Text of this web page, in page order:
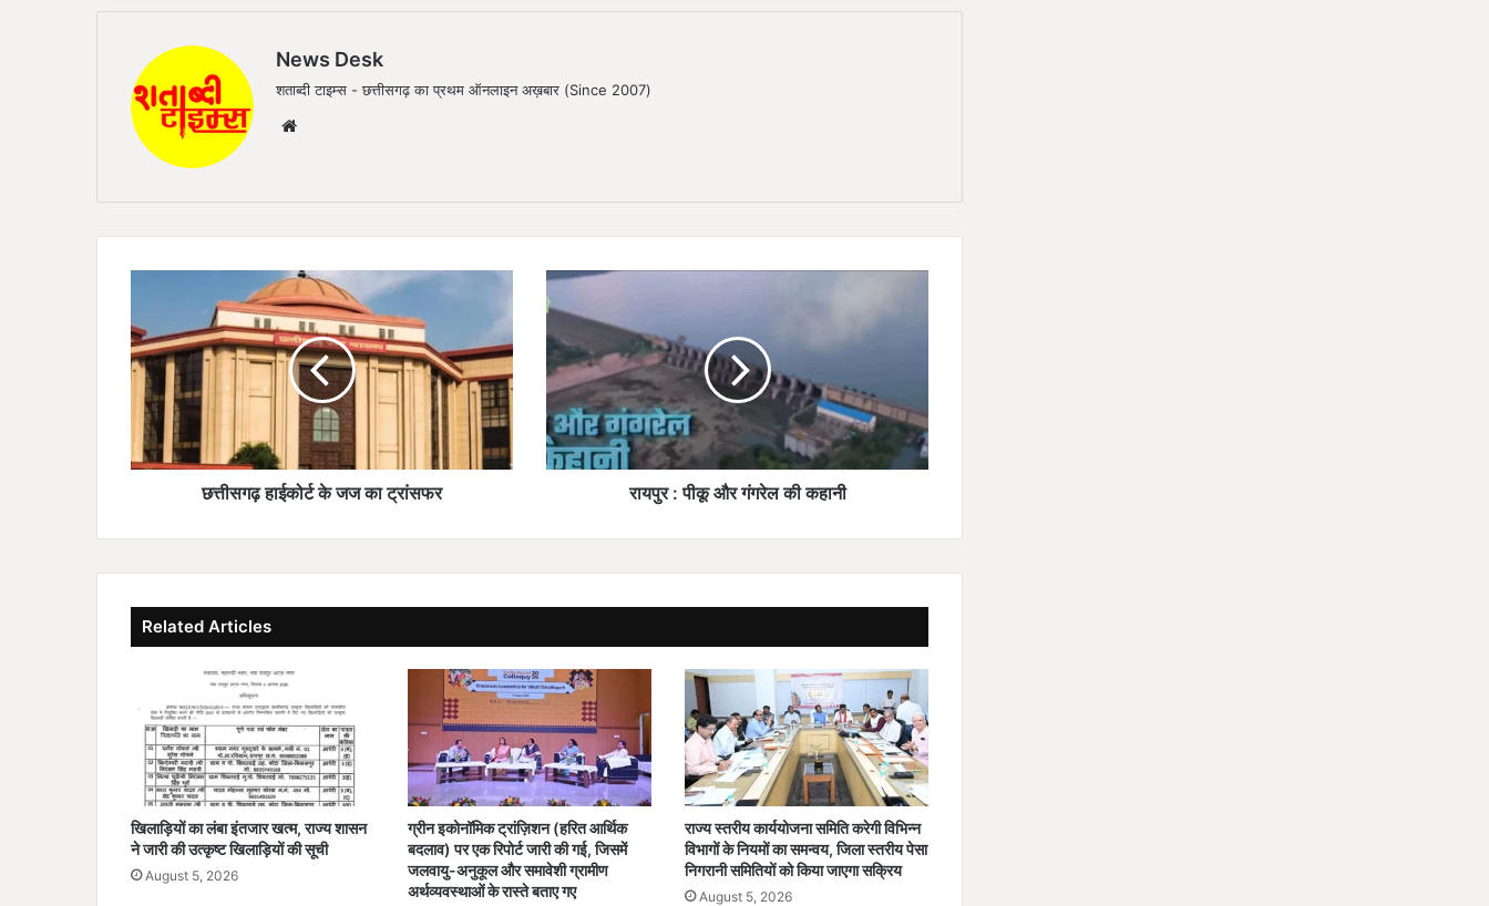
News Desk
शताब्दी टाइम्स - छत्तीसगढ़ का प्रथम ऑनलाइन अख़बार (Since 2007)
स
ग
ढ़
को
र्ट
ज
स
छत्तीसगढ़ हाईकोर्ट के जज का ट्रांसफर
रा
य
:
पी
कू
औ
र
रे
क
रायपुर : पीकू और गंगरेल की कहानी
Related Articles
खिलाड़ियों का लंबा इंतजार खत्म, राज्य शासन
ने जारी की उत्कृष्ट खिलाड़ियों की सूची
August 5, 2026
ग्रीन इकोनॉमिक ट्रांज़िशन (हरित आर्थिक
बदलाव) पर एक रिपोर्ट जारी की गई, जिसमें
जलवायु-अनुकूल और समावेशी ग्रामीण
अर्थव्यवस्थाओं के रास्ते बताए गए
राज्य स्तरीय कार्ययोजना समिति करेगी विभिन्न
विभागों के नियमों का समन्वय, जिला स्तरीय पेसा
निगरानी समितियों को किया जाएगा सक्रिय
August 5, 2026